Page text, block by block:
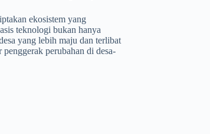
ekosistem yang
teknologi bukan hanya
yang lebih maju dan terlibat
perubahan di desa-